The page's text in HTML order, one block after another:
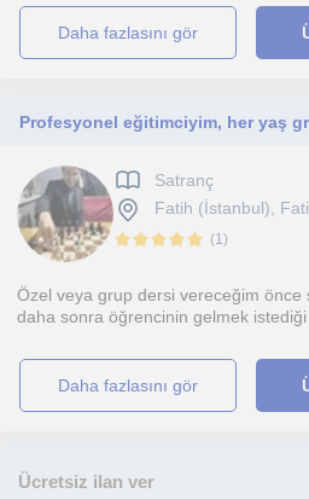
daha fazlasını gör
Satranç
Fatih (İstanbul),
(1)
Özel veya grup dersi vereceğim önce
daha sonra öğrencinin gelmek istediği
daha fazlasını gör
Ücretsiz ilan ver